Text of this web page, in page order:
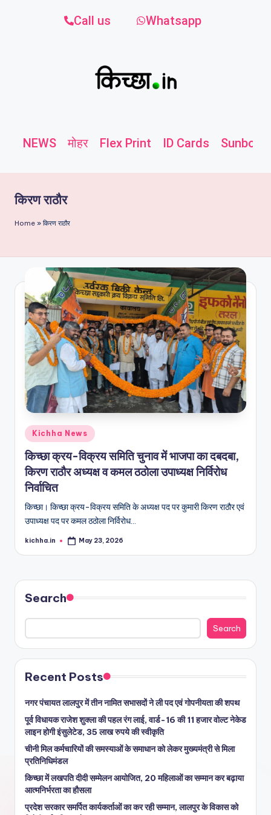
Call us Whatsapp
NEWS मोहर Flex Print ID Cards
किरण राठौर
Home » किरण राठौर
Kichha News
किच्छा क्रय-विक्रय समिति चुनाव में भाजपा का दबदबा,
किरण राठौर अध्यक्ष व कमल ठठोला उपाध्यक्ष निर्विरोध
निर्वाचित
किच्छा। किच्छा क्रय-विक्रय समिति के अध्यक्ष पद पर कुमारी किरण राठौर एवं
उपाध्यक्ष पद पर कमल ठठोला निर्विरोध…
kichha.in May 23, 2026
Search
Search
Recent Posts
नगर पंचायत लालपुर में तीन नामित सभासदों ने ली पद एवं गोपनीयता की शपथ
पूर्व विधायक राजेश शुक्ला की पहल रंग लाई, वार्ड-16 की 11 हजार वोल्ट नेकेड
लाइन होगी इंसुलेटेड, 35 लाख रुपये की स्वीकृति
चीनी मिल कर्मचारियों की समस्याओं के समाधान को लेकर मुख्यमंत्री से मिला
प्रतिनिधिमंडल
किच्छा में लखपति दीदी सम्मेलन आयोजित, 20 महिलाओं का सम्मान कर बढ़ाया
आत्मनिर्भरता का हौसला
प्रदेश सरकार समर्पित कार्यकर्ताओं का कर रही सम्मान, लालपुर के विकास को